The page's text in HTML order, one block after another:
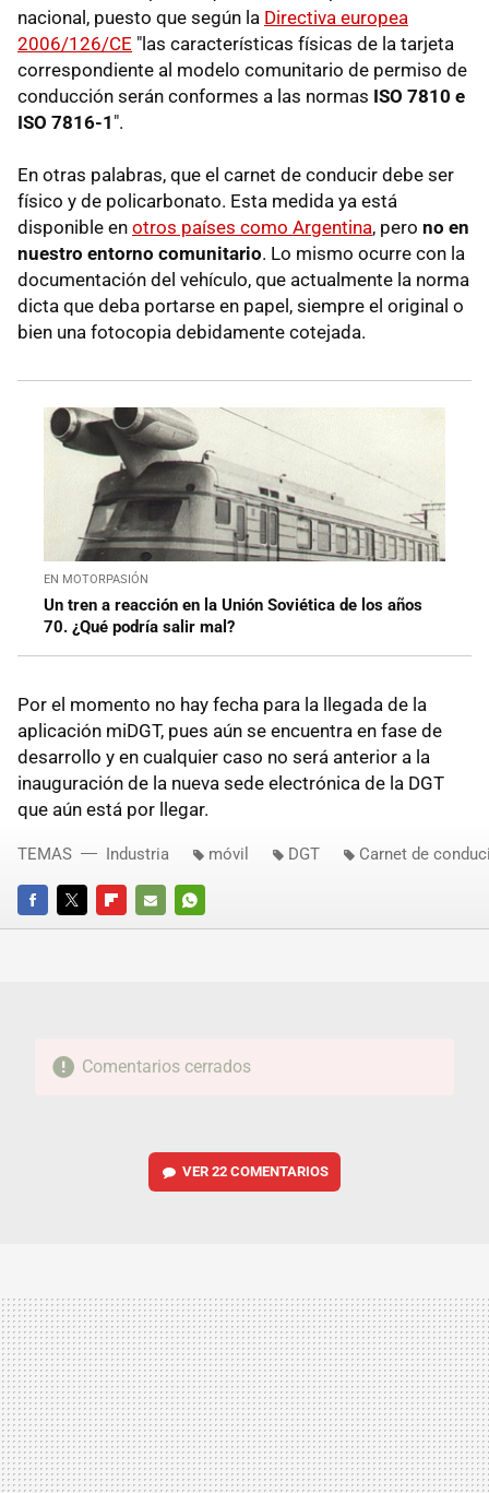
nacional, puesto que según la Directiva europea
2006/126/CE "las características físicas de la tarjeta
correspondiente al modelo comunitario de permiso de
conducción serán conformes a las normas ISO 7810 e
ISO 7816-1 ".
En otras palabras, que el carnet de conducir debe ser
físico y de policarbonato. Esta medida ya está
disponible en otros países como Argentina, pero no en
nuestro entorno comunitario. Lo mismo ocurre con la
documentación del vehículo, que actualmente la norma
dicta que deba portarse en papel, siempre el original o
bien una fotocopia debidamente cotejada.
EN MOTORPASIÓN
Un tren a reacción en la Unión Soviética de los años
70. ¿Qué podría salir mal?
Por el momento no hay fecha para la llegada de la
aplicación miDGT, pues aún se encuentra en fase de
desarrollo y en cualquier caso no será anterior a la
inauguración de la nueva sede electrónica de la DGT
que aún está por llegar.
FACEBOOKTWITTERFLIPBOARD
E-
WHATSAPP
TEMAS Industria móvil DGT Carnet de
Comentarios cerrados
VER 22 COMENTARIOS